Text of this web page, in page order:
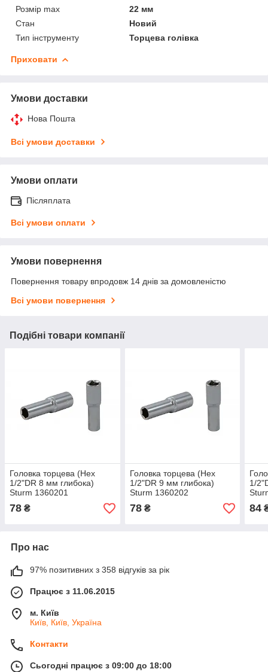
Розмір max
22 мм
Стан
Новий
Тип інструменту
Торцева голівка
Приховати
Умови доставки
Нова Пошта
Всі умови доставки
Умови оплати
Післяплата
Всі умови оплати
Умови повернення
Повернення товару впродовж 14 днів за домовленістю
Всі умови повернення
Подібні товари компанії
Головка торцева (Hex
1/2"DR 8 мм глибока)
Sturm 1360201
78 ₴
Головка торцева (Hex
1/2"DR 9 мм глибока)
Sturm 1360202
78₴
1/
84
Про нас
97% позитивних з 358 відгуків за рік
Працює з 11.06.2015
м. Київ
Київ, Київ, Україна
Контакти
Сьогодні працює з 09:00 до 18:00